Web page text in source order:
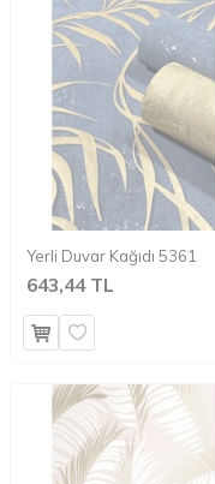
Yerli Duvar Kağıdı 5361
643,44 TL